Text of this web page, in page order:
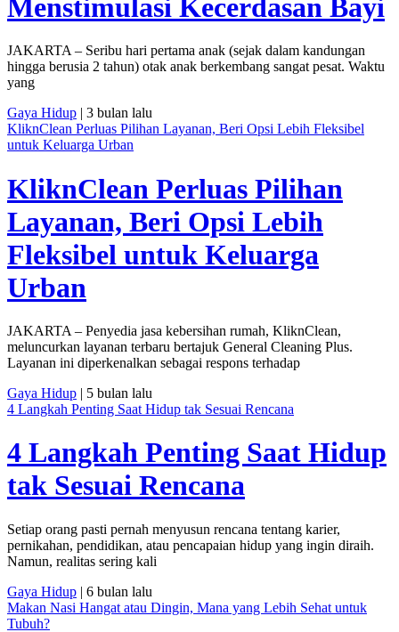
Menstimulasi Kecerdasan Bayi
JAKARTA – Seribu hari pertama anak (sejak dalam kandungan
hingga berusia 2 tahun) otak anak berkembang sangat pesat. Waktu
yang
Gaya Hidup | 3 bulan lalu
KliknClean Perluas Pilihan Layanan, Beri Opsi Lebih Fleksibel
untuk Keluarga Urban
KliknClean Perluas Pilihan
Layanan, Beri Opsi Lebih
Fleksibel untuk Keluarga
Urban
JAKARTA – Penyedia jasa kebersihan rumah, KliknClean,
meluncurkan layanan terbaru bertajuk General Cleaning Plus.
Layanan ini diperkenalkan sebagai respons terhadap
Gaya Hidup | 5 bulan lalu
4 Langkah Penting Saat Hidup tak Sesuai Rencana
4 Langkah Penting Saat Hidup
tak Sesuai Rencana
Setiap orang pasti pernah menyusun rencana tentang karier,
pernikahan, pendidikan, atau pencapaian hidup yang ingin diraih.
Namun, realitas sering kali
Gaya Hidup | 6 bulan lalu
Makan Nasi Hangat atau Dingin, Mana yang Lebih Sehat untuk
Tubuh?